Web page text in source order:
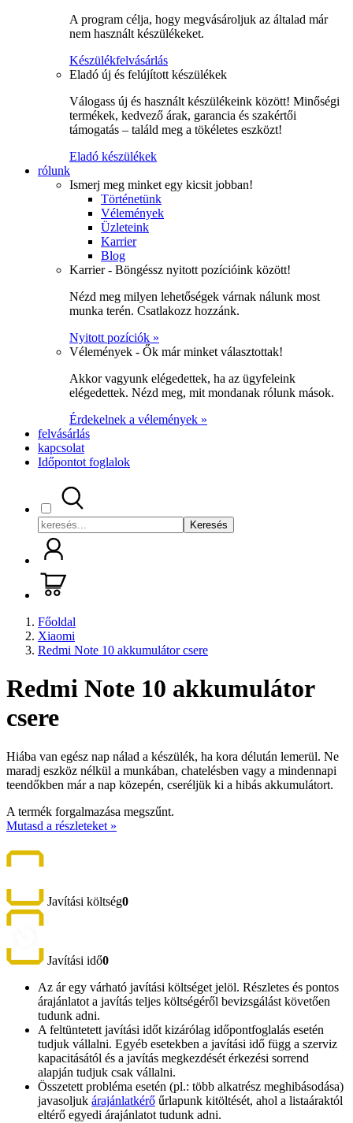
A program célja, hogy megvásároljuk az általad már
nem használt készülékeket.
Készülékfelvásárlás
Eladó új és felújított készülékek
Válogass új és használt készülékeink között! Minőségi
termékek, kedvező árak, garancia és szakértői
támogatás – találd meg a tökéletes eszközt!
Eladó készülékek
rólunk
Ismerj meg minket egy kicsit jobban!
Történetünk
Vélemények
Üzleteink
Karrier
Blog
Karrier - Böngéssz nyitott pozícióink között!
Nézd meg milyen lehetőségek várnak nálunk most
munka terén. Csatlakozz hozzánk.
Nyitott pozíciók »
Vélemények - Ők már minket választottak!
Akkor vagyunk elégedettek, ha az ügyfeleink
elégedettek. Nézd meg, mit mondanak rólunk mások.
Érdekelnek a vélemények »
felvásárlás
kapcsolat
Időpontot foglalok
Keresés
Főoldal
Xiaomi
Redmi Note 10 akkumulátor csere
Redmi Note 10 akkumulátor
csere
Hiába van egész nap nálad a készülék, ha kora délután lemerül. Ne
maradj eszköz nélkül a munkában, chatelésben vagy a mindennapi
teendőkben már a nap közepén, cseréljük ki a hibás akkumulátort.
A termék forgalmazása megszűnt.
Mutasd a részleteket »
Javítási költség0
Javítási idő0
Az ár egy várható javítási költséget jelöl. Részletes és pontos
árajánlatot a javítás teljes költségéről bevizsgálást követően
tudunk adni.
A feltüntetett javítási időt kizárólag időpontfoglalás esetén
tudjuk vállalni. Egyéb esetekben a javítási idő függ a szerviz
kapacitásától és a javítás megkezdését érkezési sorrend
alapján tudjuk csak vállalni.
Összetett probléma esetén (pl.: több alkatrész meghibásodása)
javasoljuk árajánlatkérő űrlapunk kitöltését, ahol a listaáraktól
eltérő egyedi árajánlatot tudunk adni.